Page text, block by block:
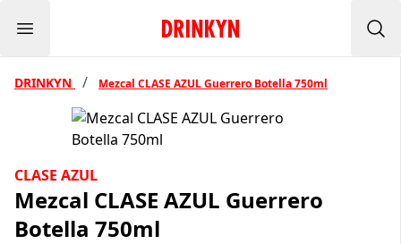
Menu Inicio Drinkyn
DRINKYN / Mezcal CLASE AZUL Guerrero Botella 750ml
CLASE AZUL
Mezcal CLASE AZUL Guerrero
Botella 750ml